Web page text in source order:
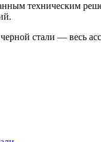
техническим
стали — весь